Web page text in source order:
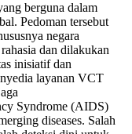
berguna dalam
Pedoman tersebut
negara
dan dilakukan
inisiatif dan
layanan VCT
Syndrome (AIDS)
diseases. Salah